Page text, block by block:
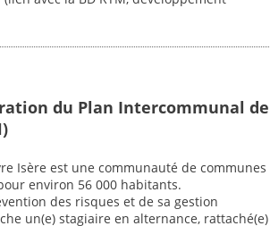
du Plan Intercommunal de
Isère est une communauté de communes
environ 56 000 habitants.
des risques et de sa gestion
un(e) stagiaire en alternance, rattaché(e)